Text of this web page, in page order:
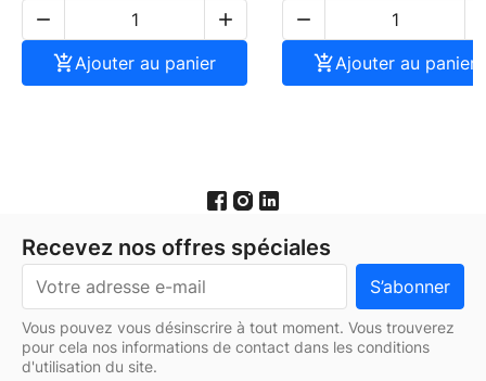


Ajouter au panier

Ajouter au panier
Recevez nos offres spéciales
Vous pouvez vous désinscrire à tout moment. Vous trouverez
pour cela nos informations de contact dans les conditions
d'utilisation du site.